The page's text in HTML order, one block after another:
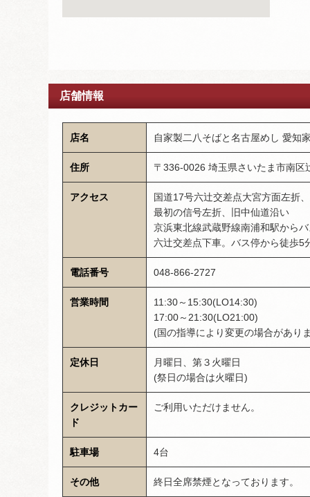
店舗情報
店名 自家製二八そばと名古屋めし 愛知
住所 〒336-0026 埼玉県さいたま市南区
アクセス
国道17号六辻交差点大宮方面左折、
最初の信号左折、旧中仙道沿い
京浜東北線武蔵野線南浦和駅から
六辻交差点下車。バス停から徒歩5
電話番号 048-866-2727
営業時間
11:30～15:30(LO14:30)
17:00～21:30(LO21:00)
(国の指導により変更の場合があり
定休日
月曜日、第３火曜日
(祭日の場合は火曜日)
クレジットカー
ド
ご利用いただけません。
駐車場 4台
その他 終日全席禁煙となっております。